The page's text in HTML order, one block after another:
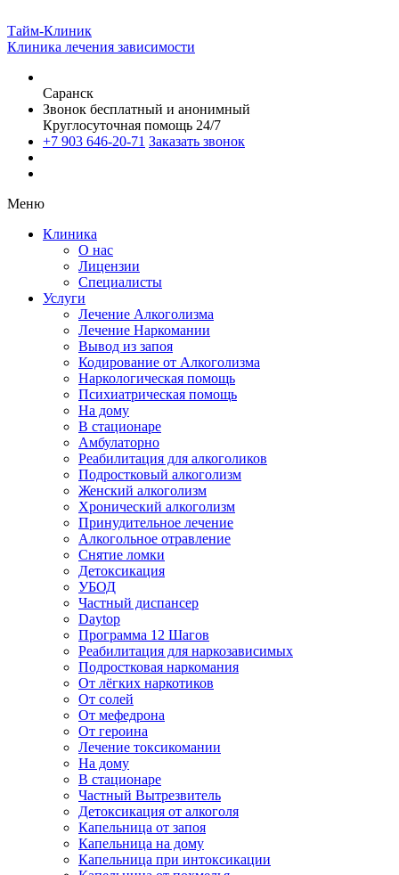
Тайм-Клиник
Клиника лечения зависимости
Саранск
Звонок бесплатный и анонимный
Круглосуточная помощь 24/7
+7 903 646-20-71 Заказать звонок
Меню
Клиника
О нас
Лицензии
Специалисты
Услуги
Лечение Алкоголизма
Лечение Наркомании
Вывод из запоя
Кодирование от Алкоголизма
Наркологическая помощь
Психиатрическая помощь
На дому
В стационаре
Амбулаторно
Реабилитация для алкоголиков
Подростковый алкоголизм
Женский алкоголизм
Хронический алкоголизм
Принудительное лечение
Алкогольное отравление
Снятие ломки
Детоксикация
УБОД
Частный диспансер
Daytop
Программа 12 Шагов
Реабилитация для наркозависимых
Подростковая наркомания
От лёгких наркотиков
От солей
От мефедрона
От героина
Лечение токсикомании
На дому
В стационаре
Частный Вытрезвитель
Детоксикация от алкоголя
Капельница от запоя
Капельница на дому
Капельница при интоксикации